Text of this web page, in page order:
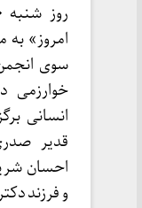
امروز»
سوی
خوارزمی
انسانی
قدیر
احسان
و فرزند